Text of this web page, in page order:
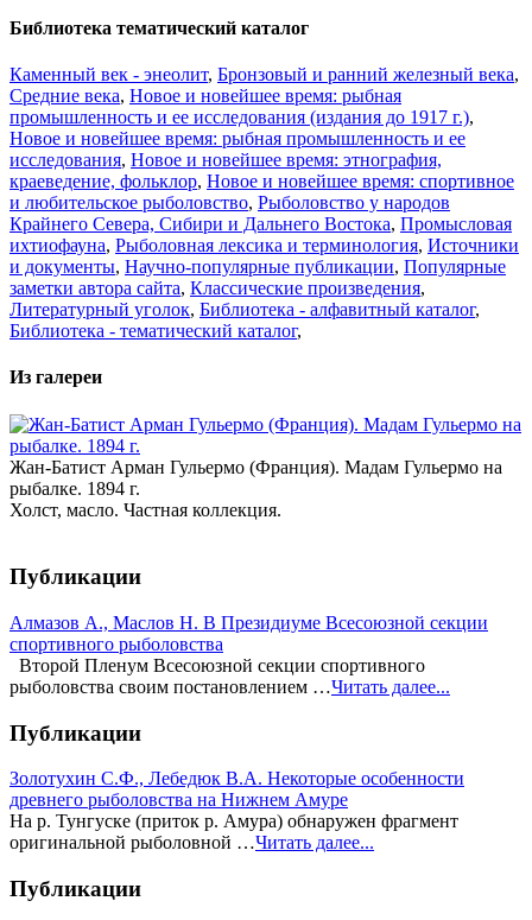
Библиотека тематический каталог
Каменный век - энеолит, Бронзовый и ранний железный века,
Средние века, Новое и новейшее время: рыбная
промышленность и ее исследования (издания до 1917 г.),
Новое и новейшее время: рыбная промышленность и ее
исследования, Новое и новейшее время: этнография,
краеведение, фольклор, Новое и новейшее время: спортивное
и любительское рыболовство, Рыболовство у народов
Крайнего Севера, Сибири и Дальнего Востока, Промысловая
ихтиофауна, Рыболовная лексика и терминология, Источники
и документы, Научно-популярные публикации, Популярные
заметки автора сайта, Классические произведения,
Литературный уголок, Библиотека - алфавитный каталог,
Библиотека - тематический каталог,
Из галереи
Жан-Батист Арман Гульермо (Франция). Мадам Гульермо на
рыбалке. 1894 г.
Холст, масло. Частная коллекция.
Публикации
Алмазов А., Маслов Н. В Президиуме Всесоюзной секции
спортивного рыболовства
Второй Пленум Всесоюзной секции спортивного
рыболовства своим постановлением …Читать далее...
Публикации
Золотухин С.Ф., Лебедюк В.А. Некоторые особенности
древнего рыболовства на Нижнем Амуре
На р. Тунгуске (приток р. Амура) обнаружен фрагмент
оригинальной рыболовной …Читать далее...
Публикации